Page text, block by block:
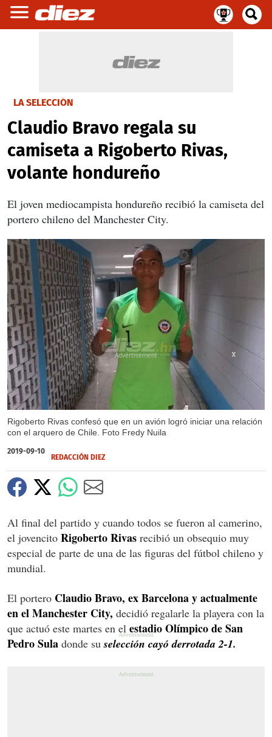
LA SELECCIÓN
Claudio Bravo regala su
camiseta a Rigoberto Rivas,
volante hondureño
El joven mediocampista hondureño recibió la camiseta del
portero chileno del Manchester City.
Rigoberto Rivas confesó que en un avión logró iniciar una relación
con el arquero de Chile. Foto Fredy Nuila
X
X
2019-09-10
REDACCIÓN DIEZ
Al final del partido y cuando todos se fueron al camerino,
el jovencito Rigoberto Rivas recibió un obsequio muy
especial de parte de una de las figuras del fútbol chileno y
mundial.
El portero Claudio Bravo, ex Barcelona y actualmente
en el Manchester City, decidió regalarle la playera con la
que actuó este martes en el estadio Olímpico de San
Pedro Sula donde suselección cayó derrotada 2-1.